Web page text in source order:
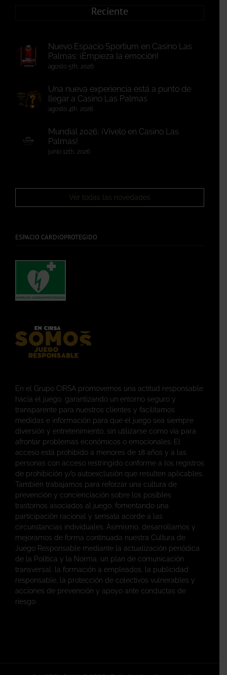
Reciente
Nuevo Espacio Sportium en Casino Las
Palmas: ¡Empieza la emoción!
agosto 5th, 2026
Una nueva experiencia está a punto de
llegar a Casino Las Palmas
agosto 4th, 2026
Mundial 2026: ¡Vívelo en Casino Las
Palmas!
junio 12th, 2026
Ver todas las novedades
ESPACIO CARDIOPROTEGIDO
En el Grupo CIRSA promovemos una actitud responsable
hacia el juego, garantizando un entorno seguro y
transparente para nuestros clientes y facilitamos
medidas e información para que el juego sea siempre
diversión y entretenimiento, sin utilizarse como vía para
afrontar problemas económicos o emocionales. El
acceso está prohibido a menores de 18 años y a las
personas con acceso restringido conforme a los registros
de prohibición y/o autoexclusión que resulten aplicables.
También trabajamos para reforzar una cultura de
prevención y concienciación sobre los posibles
trastornos asociados al juego, fomentando una
participación racional y sensata acorde a las
circunstancias individuales. Asimismo, desarrollamos y
mejoramos de forma continuada nuestra Cultura de
Juego Responsable mediante la actualización periódica
de la Política y la Norma, un plan de comunicación
transversal, la formación a empleados, la publicidad
responsable, la protección de colectivos vulnerables y
acciones de prevención y apoyo ante conductas de
riesgo.